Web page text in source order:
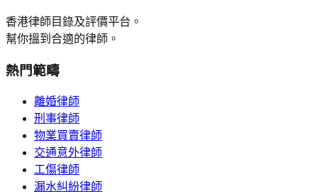
香港律師目錄及評價平台。
幫你搵到合適的律師。
熱門範疇
離婚律師
刑事律師
物業買賣律師
交通意外律師
工傷律師
漏水糾紛律師